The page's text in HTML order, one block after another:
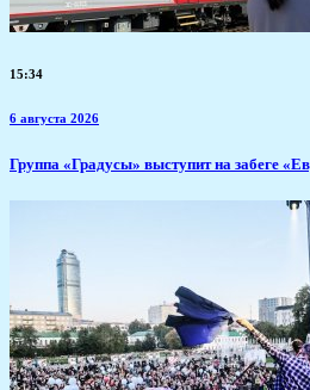
15:34
6 августа 2026
​Группа «Градусы» выступит на забеге